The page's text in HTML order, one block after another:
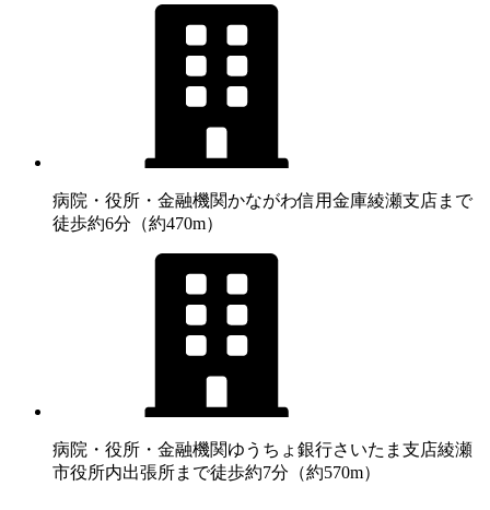
病院・役所・金融機関かながわ信用金庫綾瀬支店まで
徒歩約6分（約470m）
病院・役所・金融機関ゆうちょ銀行さいたま支店綾瀬
市役所内出張所まで徒歩約7分（約570m）